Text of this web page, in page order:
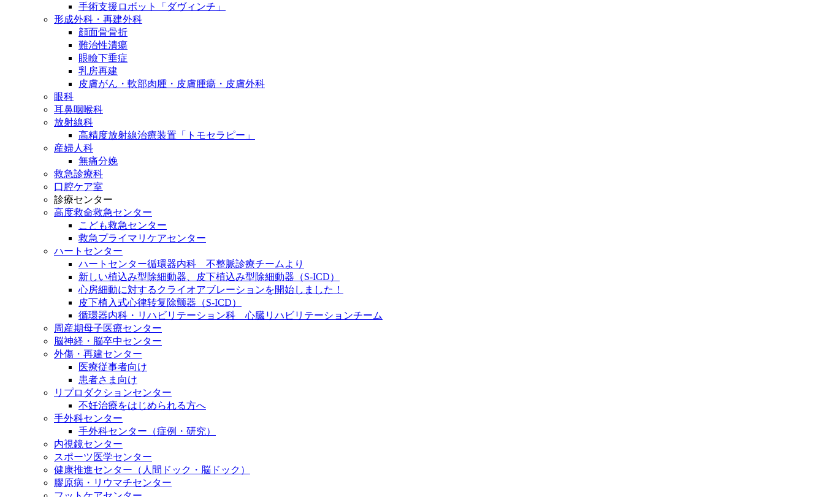
手術支援ロボット「ダヴィンチ」
形成外科・再建外科
顔面骨骨折
難治性潰瘍
眼瞼下垂症
乳房再建
皮膚がん・軟部肉腫・皮膚腫瘍・皮膚外科
眼科
耳鼻咽喉科
放射線科
高精度放射線治療装置「トモセラピー」
産婦人科
無痛分娩
救急診療科
口腔ケア室
診療センター
高度救命救急センター
こども救急センター
救急プライマリケアセンター
ハートセンター
ハートセンター循環器内科 不整脈診療チームより
新しい植込み型除細動器、皮下植込み型除細動器（S-ICD）
心房細動に対するクライオアブレーションを開始しました！
皮下植入式心律转复除颤器（S-ICD）
循環器内科・リハビリテーション科 心臓リハビリテーションチーム
周産期母子医療センター
脳神経・脳卒中センター
外傷・再建センター
医療従事者向け
患者さま向け
リプロダクションセンター
不妊治療をはじめられる方へ
手外科センター
手外科センター（症例・研究）
内視鏡センター
スポーツ医学センター
健康推進センター（人間ドック・脳ドック）
膠原病・リウマチセンター